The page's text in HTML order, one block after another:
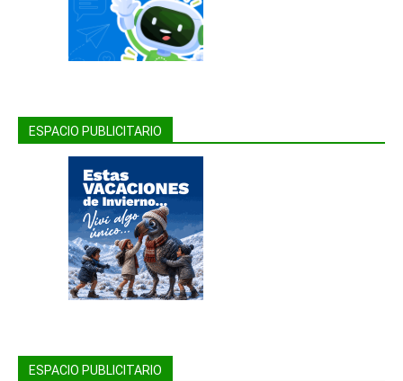
ESPACIO PUBLICITARIO
ESPACIO PUBLICITARIO